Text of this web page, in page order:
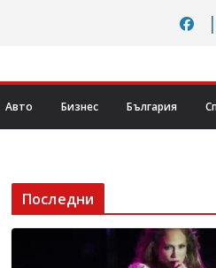
Авто Бизнес България
Последни